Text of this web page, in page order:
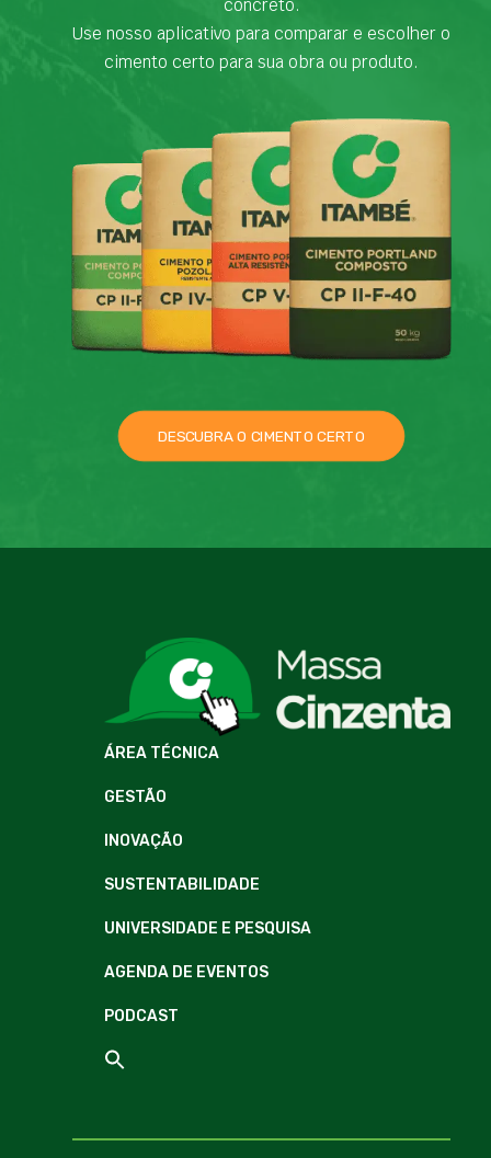
concreto.
Use nosso aplicativo para comparar e escolher o
cimento certo para sua obra ou produto.
DESCUBRA O CIMENTO CERTO
ÁREA TÉCNICA
GESTÃO
INOVAÇÃO
SUSTENTABILIDADE
UNIVERSIDADE E PESQUISA
AGENDA DE EVENTOS
PODCAST